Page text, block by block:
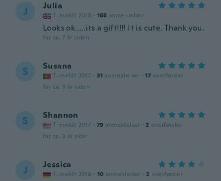
J Julia
Tilmeldt 2018 · 168 anmeldelser
Looks ok.....its a gift!!!! It is cute. Thank you.
for ca. 7 år siden
S Susana
Tilmeldt 2017 · 31 anmeldelser · 17 overførsler
for ca. 8 år siden
S Shannon
Tilmeldt 2017 · 79 anmeldelser · 2 overførsler
for ca. 8 år siden
J Jessica
Tilmeldt 2018 · 10 anmeldelser · 2 overførsler